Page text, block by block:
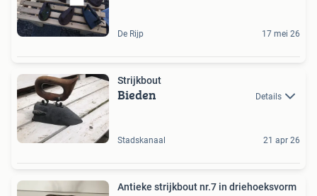
De Rijp 17 mei 26
Strijkbout
Bieden Details
Stadskanaal 21 apr 26
Antieke strijkbout nr.7 in driehoeksvorm